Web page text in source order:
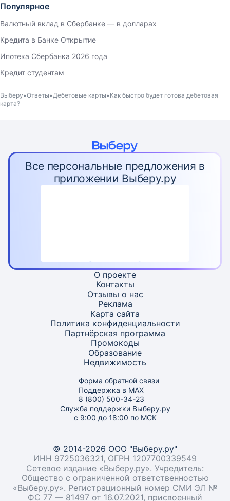
Популярное
Валютный вклад в Сбербанке — в долларах
Кредита в Банке Открытие
Ипотека Сбербанка 2026 года
Кредит студентам
Выберу Ответы Дебетовые карты Как быстро будет готова дебетовая
карта?
Все персональные предложения в
приложении Выберу.ру
О проекте
Контакты
Отзывы о нас
Реклама
Карта сайта
Политика конфиденциальности
Партнёрская программа
Промокоды
Образование
Недвижимость
Форма обратной связи
Поддержка в MAX
8 (800) 500-34-23
Служба поддержки Выберу.ру
с 9:00 до 18:00 по МСК
© 2014-2026 ООО "Выберу.ру"
ИНН 9725036321, ОГРН 1207700339549
Сетевое издание «Выберу.ру». Учредитель:
Общество с ограниченной ответственностью
«Выберу.ру». Регистрационный номер СМИ ЭЛ №
ФС 77 — 81497 от 16.07.2021, присвоенный